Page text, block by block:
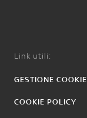
Link utili:
GESTIONE COOKIE
COOKIE POLICY